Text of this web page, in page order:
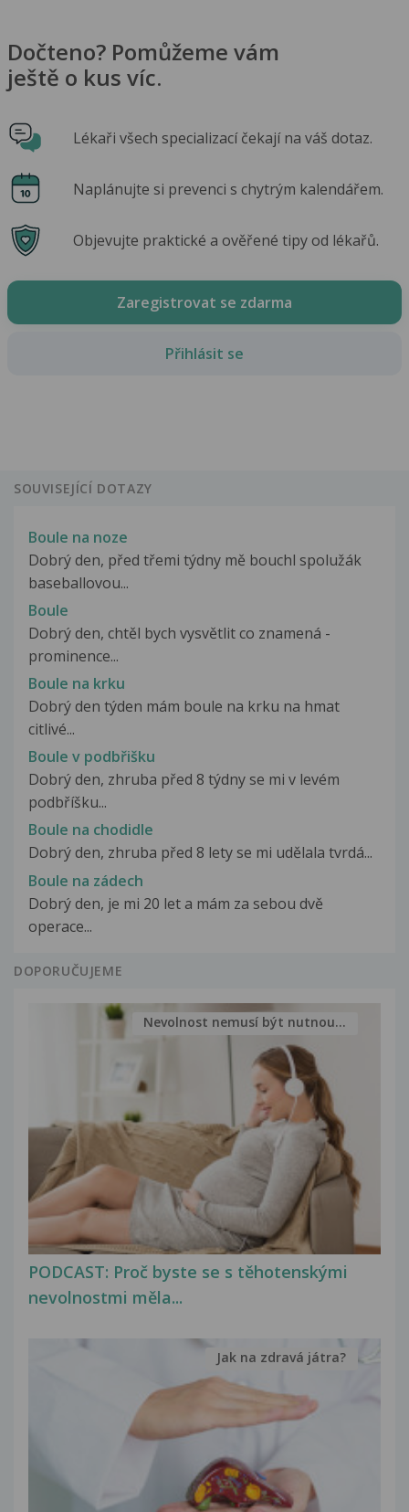
Dočteno? Pomůžeme vám
ještě o kus víc.
Lékaři všech specializací čekají na váš dotaz.
Naplánujte si prevenci s chytrým kalendářem.
Objevujte praktické a ověřené tipy od lékařů.
Zaregistrovat se zdarma
Přihlásit se
SOUVISEJÍCÍ DOTAZY
Boule na noze
Dobrý den, před třemi týdny mě bouchl spolužák
baseballovou...
Boule
Dobrý den, chtěl bych vysvětlit co znamená -
prominence...
Boule na krku
Dobrý den týden mám boule na krku na hmat
citlivé...
Boule v podbřišku
Dobrý den, zhruba před 8 týdny se mi v levém
podbříšku...
Boule na chodidle
Dobrý den, zhruba před 8 lety se mi udělala tvrdá...
Boule na zádech
Dobrý den, je mi 20 let a mám za sebou dvě
operace...
DOPORUČUJEME
PODCAST: Proč byste se s těhotenskými
nevolnostmi měla...
Nevolnost nemusí být nutnou...
Jak na zdravá játra?